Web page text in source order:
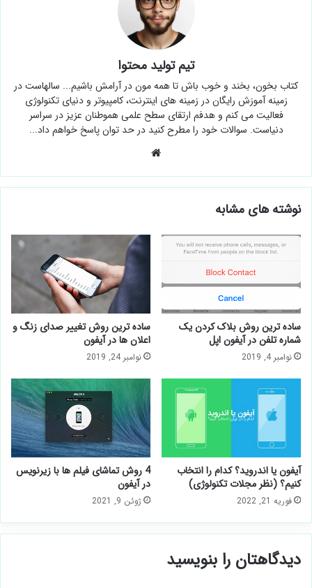
تیم تولید محتوا
کتاب بخون، بخند و خوب باش تا همه مون در آرامش باشیم... سالهاست در
زمینه آموزش رایگان در زمینه های اینترنت، کامپیوتر و دنیای تکنولوژی
فعالیت می کنم و هدفم ارتقای سطح علمی هموطنان عزیز در سراسر
دنیاست. سوالات خود را مطرح کنید در حد توان پاسخ خواهم داد...
نوشته های مشابه
ساده ترین روش بلاک کردن یک
شماره تلفن در آیفون اپل
نوامبر 4, 2019
ساده ترین روش تغییر صدای زنگ و
اعلان ها در آیفون
نوامبر 24, 2019
آیفون یا اندروید؟ کدام را انتخاب
کنیم؟ (نظر مجلات تکنولوژی)
فوریه 21, 2022
4 روش تماشای فیلم ها با زیرنویس
در آیفون
ژوئن 9, 2021
دیدگاهتان را بنویسید